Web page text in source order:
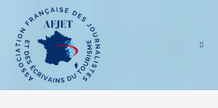
contenu